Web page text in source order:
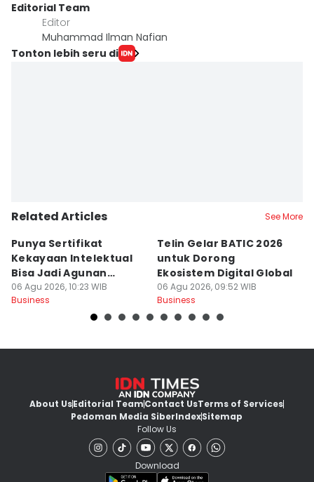
Editorial Team
Editor
Muhammad Ilman Nafian
Tonton lebih seru di
Related Articles See More
Punya Sertifikat
Kekayaan Intelektual
Bisa Jadi Agunan
Tambahan KUR
06 Agu 2026, 10:23 WIB
Business
Telin Gelar BATIC 2026
untuk Dorong
Ekosistem Digital Global
06 Agu 2026, 09:52 WIB
Business
About UsEditorial TeamContact UsTerms of Services
Pedoman Media SiberIndexSitemap
Follow Us
Download